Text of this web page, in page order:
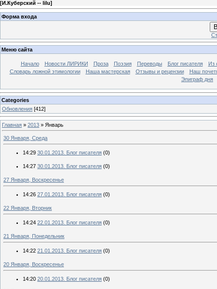
[И.Куберский -- lilu]
Форма входа
Меню сайта
Начало Новости ЛИРИКИ Проза Поэзия Переводы Блог писателя
Из
Словарь ложной этимологии
Наша мастерская Отзывы и рецензии
Наш
Эпиграф дня
Categories
Обновления [412]
Главная » 2013 » Январь
30 Января, Среда
14:29 30.01.2013. Блог писателя (0)
14:27 30.01.2013. Блог писателя (0)
27 Января, Воскресенье
14:26 27.01.2013. Блог писателя (0)
22 Января, Вторник
14:24 22.01.2013. Блог писателя (0)
21 Января, Понедельник
14:22 21.01.2013. Блог писателя (0)
20 Января, Воскресенье
14:20 20.01.2013. Блог писателя (0)